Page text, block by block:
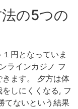
の5つの
円となっていま
ラインカジノ フ
ます。 夕方は体
しにくくなる, フ
てないという結果